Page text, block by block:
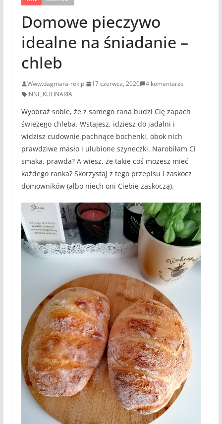
Domowe pieczywo
idealne na śniadanie –
chleb
Www.dagmara-rek.pl 17 czerwca, 2020
4 komentarze
INNE,KULINARIA
Wyobraź sobie, że z samego rana budzi Cię zapach
świeżego chleba. Wstajesz, idziesz do jadalni i
widzisz cudownie pachnące bochenki, obok nich
prawdziwe masło i ulubione szyneczki. Narobiłam Ci
smaka, prawda? A wiesz, że takie coś możesz mieć
każdego ranka? Skorzystaj z tego przepisu i zaskocz
domowników (albo niech oni Ciebie zaskoczą).